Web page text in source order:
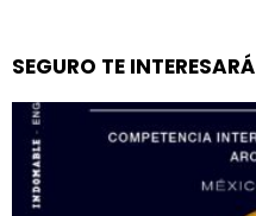
SEGURO TE INTERESARÁ